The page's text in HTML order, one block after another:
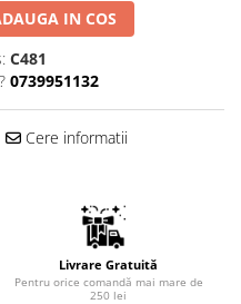
IN COS
C481
0739951132
Cere informatii
Livrare Gratuită
Pentru orice comandă mai mare de
250 lei